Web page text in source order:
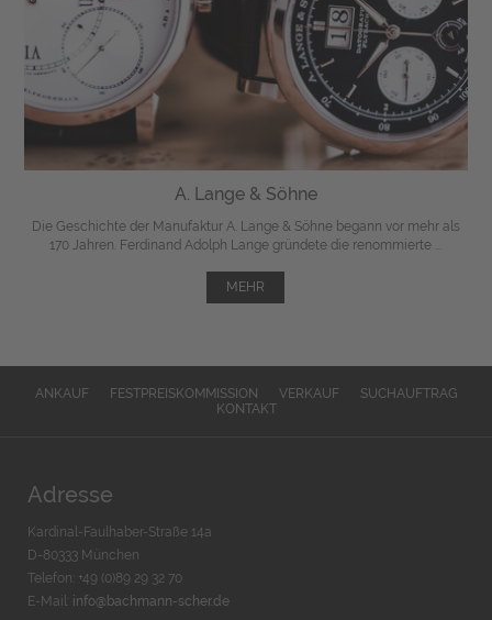
A. Lange & Söhne
Die Geschichte der Manufaktur A. Lange & Söhne begann vor mehr als
170 Jahren. Ferdinand Adolph Lange gründete die renommierte ...
MEHR
ANKAUF FESTPREISKOMMISSION VERKAUF
SUCHAUFTRAG
KONTAKT
Adresse
Kardinal-Faulhaber-Straße 14a
D-80333 München
Telefon: +49 (0)89 29 32 70
E-Mail: info@bachmann-scher.de